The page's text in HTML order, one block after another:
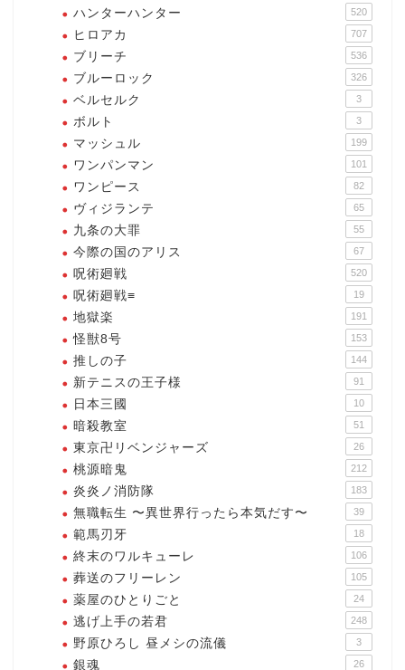
ハンターハンター 520
ヒロアカ 707
ブリーチ 536
ブルーロック 326
ベルセルク 3
ボルト 3
マッシュル 199
ワンパンマン 101
ワンピース 82
ヴィジランテ 65
九条の大罪 55
今際の国のアリス 67
呪術廻戦 520
呪術廻戦≡ 19
地獄楽 191
怪獣8号 153
推しの子 144
新テニスの王子様 91
日本三國 10
暗殺教室 51
東京卍リベンジャーズ 26
桃源暗鬼 212
炎炎ノ消防隊 183
無職転生 〜異世界行ったら本気だす〜 39
範馬刃牙 18
終末のワルキューレ 106
葬送のフリーレン 105
薬屋のひとりごと 24
逃げ上手の若君 248
野原ひろし 昼メシの流儀 3
銀魂 26